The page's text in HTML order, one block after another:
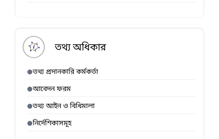
তথ্য অধিকার
তথ্য প্রদানকারি কর্মকর্তা
আবেদন ফরম
তথ্য আইন ও বিধিমালা
নির্দেশিকাসমূহ